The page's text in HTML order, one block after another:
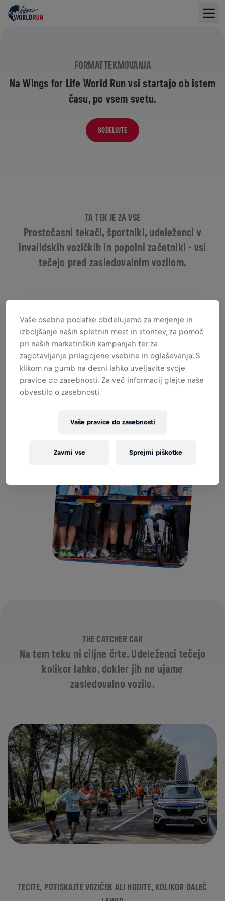
FORMAT TEKMOVANJA
Na Wings for Life World Run vsi startajo ob istem
času, po vsem svetu.
SODELUJTE
TA TEK JE ZA VSE
Prostočasni tekači, športniki, udeleženci v
invalidskih vozičkih in popolni začetniki - vsi
tečejo pred zasledovalnim vozilom.
THE CATCHER CAR
Na tem teku ni ciljne črte. Udeleženci tečejo
kolikor lahko, dokler jih ne ujame
zasledovalno vozilo.
TECITE, POTISKAJTE VOZIČEK ALI HODITE, KOLIKOR DALEČ
Vaše osebne podatke obdelujemo za merjenje in
izboljšanje naših spletnih mest in storitev, za pomoč
pri naših marketinških kampanjah ter za
zagotavljanje prilagojene vsebine in oglaševanja. S
klikom na gumb na desni lahko uveljavite svoje
pravice do zasebnosti. Za več informacij glejte naše
obvestilo o zasebnosti
Vaše pravice do zasebnosti
Zavrni vse Sprejmi piškotke